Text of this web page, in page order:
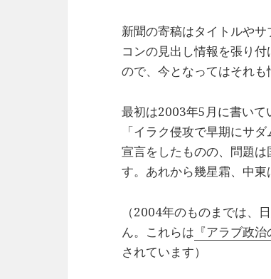
新聞の寄稿はタイトルや
コンの見出し情報を張り
ので、今となってはそれも
最初は2003年5月に書いて
「イラク侵攻で早期にサ
宣言をしたものの、問題
す。あれから幾星霜、中東
（2004年のものまでは、
ん。これらは 『アラブ政治
されています）